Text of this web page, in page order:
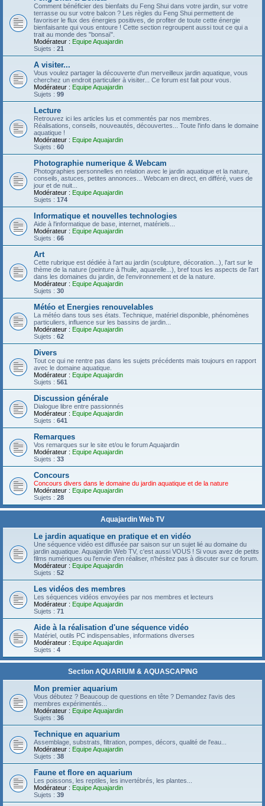
Comment bénéficier des bienfaits du Feng Shui dans votre jardin, sur votre
terrasse ou sur votre balcon ? Les règles du Feng Shui permettent de
favoriser le flux des énergies positives, de profiter de toute cette énergie
bienfaisante qui vous entoure ! Cette section regroupent aussi tout ce qui a
trait au monde des "bonsaï".
Modérateur : Equipe Aquajardin
Sujets : 21
A visiter...
Vous voulez partager la découverte d'un merveilleux jardin aquatique, vous
cherchez un endroit particulier à visiter... Ce forum est fait pour vous.
Modérateur : Equipe Aquajardin
Sujets : 99
Lecture
Retrouvez ici les articles lus et commentés par nos membres.
Réalisations, conseils, nouveautés, découvertes... Toute l'info dans le domaine
aquatique !
Modérateur : Equipe Aquajardin
Sujets : 60
Photographie numerique & Webcam
Photographies personnelles en relation avec le jardin aquatique et la nature,
conseils, astuces, petites annonces... Webcam en direct, en différé, vues de
jour et de nuit...
Modérateur : Equipe Aquajardin
Sujets : 174
Informatique et nouvelles technologies
Aide à l'informatique de base, internet, matériels...
Modérateur : Equipe Aquajardin
Sujets : 66
Art
Cette rubrique est dédiée à l'art au jardin (sculpture, décoration...), l'art sur le
thème de la nature (peinture à l'huile, aquarelle...), bref tous les aspects de l'art
dans les domaines du jardin, de l'environnement et de la nature.
Modérateur : Equipe Aquajardin
Sujets : 30
Météo et Energies renouvelables
La météo dans tous ses états. Technique, matériel disponible, phénomènes
particuliers, influence sur les bassins de jardin...
Modérateur : Equipe Aquajardin
Sujets : 62
Divers
Tout ce qui ne rentre pas dans les sujets précédents mais toujours en rapport
avec le domaine aquatique.
Modérateur : Equipe Aquajardin
Sujets : 561
Discussion générale
Dialogue libre entre passionnés
Modérateur : Equipe Aquajardin
Sujets : 641
Remarques
Vos remarques sur le site et/ou le forum Aquajardin
Modérateur : Equipe Aquajardin
Sujets : 33
Concours
Concours divers dans le domaine du jardin aquatique et de la nature
Modérateur : Equipe Aquajardin
Sujets : 28
Aquajardin Web TV
Le jardin aquatique en pratique et en vidéo
Une séquence vidéo est diffusée par saison sur un sujet lié au domaine du
jardin aquatique. Aquajardin Web TV, c'est aussi VOUS ! Si vous avez de petits
films numériques ou l'envie d'en réaliser, n'hésitez pas à discuter sur ce forum.
Modérateur : Equipe Aquajardin
Sujets : 52
Les vidéos des membres
Les séquences vidéos envoyées par nos membres et lecteurs
Modérateur : Equipe Aquajardin
Sujets : 71
Aide à la réalisation d'une séquence vidéo
Matériel, outils PC indispensables, informations diverses
Modérateur : Equipe Aquajardin
Sujets : 4
Section AQUARIUM & AQUASCAPING
Mon premier aquarium
Vous débutez ? Beaucoup de questions en tête ? Demandez l'avis des
membres expérimentés...
Modérateur : Equipe Aquajardin
Sujets : 36
Technique en aquarium
Assemblage, substrats, filtration, pompes, décors, qualité de l'eau...
Modérateur : Equipe Aquajardin
Sujets : 38
Faune et flore en aquarium
Les poissons, les reptiles, les invertébrés, les plantes...
Modérateur : Equipe Aquajardin
Sujets : 39